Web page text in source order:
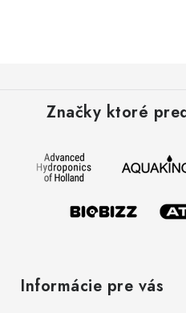
Značky ktoré
Informácie pre vás